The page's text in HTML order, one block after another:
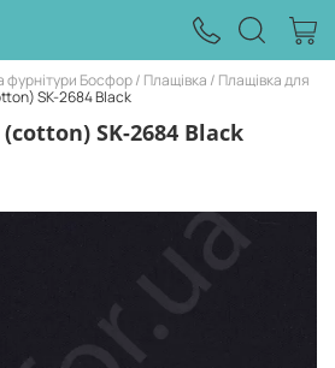
фурнітури Босфор Плащівка
Плащівка для
SK-2684 Black
SK-2684 Black